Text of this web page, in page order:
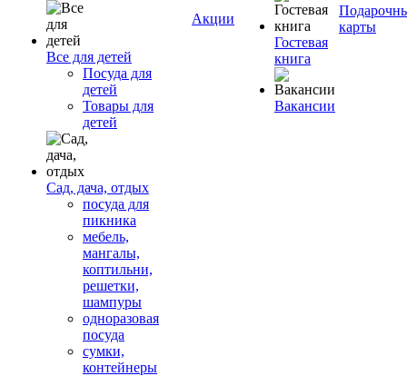
Все для детей
Посуда для
детей
Товары для
детей
Сад, дача, отдых
посуда для
пикника
мебель,
мангалы,
коптильни,
решетки,
шампуры
одноразовая
посуда
сумки,
контейнеры
Акции
Гостевая
книга
Вакансии
карты